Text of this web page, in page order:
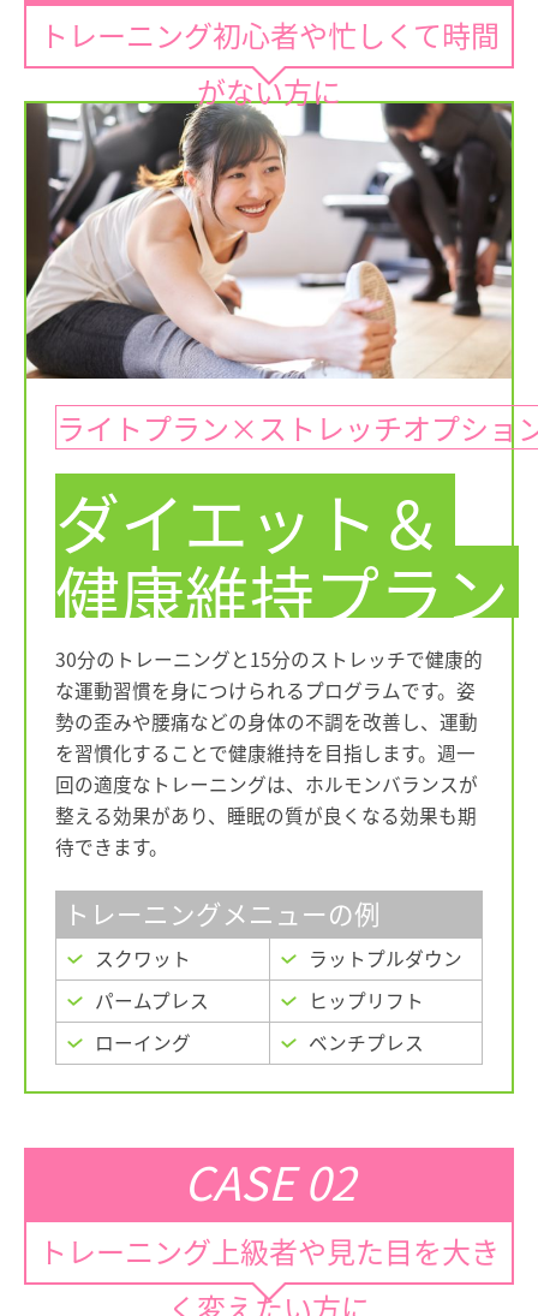
トレーニング初心者や忙しくて時間
がない方に
ライトプラン×ストレッチオプショ
ダイエット＆
健康維持プラン
30分のトレーニングと15分のストレッチで健康的
な運動習慣を身につけられるプログラムです。姿
勢の歪みや腰痛などの身体の不調を改善し、運動
を習慣化することで健康維持を目指します。週一
回の適度なトレーニングは、ホルモンバランスが
整える効果があり、睡眠の質が良くなる効果も期
待できます。
トレーニングメニューの例
スクワット
ラットプルダウン
パームプレス
ヒップリフト
ローイング
ベンチプレス
CASE 02
トレーニング上級者や見た目を大き
く変えたい方に